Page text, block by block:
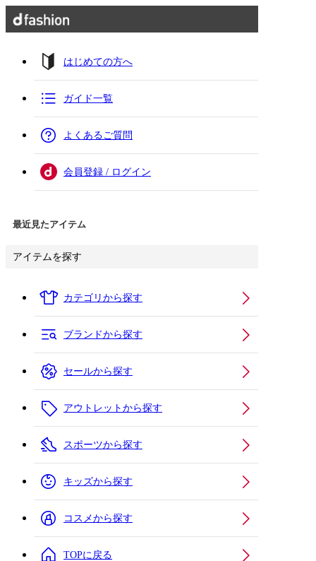
はじめての方へ
ガイド一覧
よくあるご質問
会員登録 / ログイン
最近見たアイテム
アイテムを探す
カテゴリから探す
ブランドから探す
セールから探す
アウトレットから探す
スポーツから探す
キッズから探す
コスメから探す
TOPに戻る